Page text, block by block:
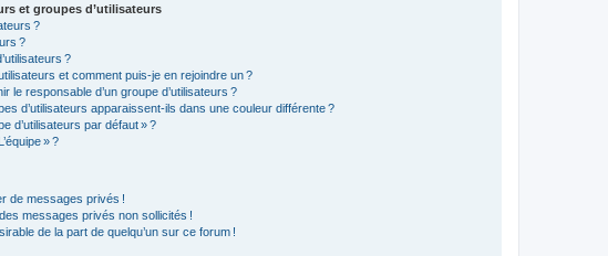
et groupes d’utilisateurs
?
?
?
et comment puis-je en rejoindre un ?
le responsable d’un groupe d’utilisateurs ?
d’utilisateurs apparaissent-ils dans une couleur différente ?
d’utilisateurs par défaut » ?
» ?
de messages privés !
messages privés non sollicités !
de la part de quelqu’un sur ce forum !